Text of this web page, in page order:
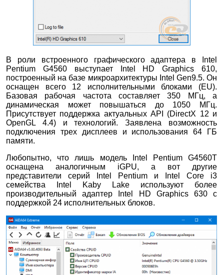
В роли встроенного графического адаптера в Intel
Pentium G4560 выступает Intel HD Graphics 610,
построенный на базе микроархитектуры Intel Gen9.5. Он
оснащен всего 12 исполнительными блоками (EU).
Базовая рабочая частота составляет 350 МГц, а
динамическая может повышаться до 1050 МГц.
Присутствует поддержка актуальных API (DirectX 12 и
OpenGL 4.4) и технологий. Заявлена возможность
подключения трех дисплеев и использования 64 ГБ
памяти.
Любопытно, что лишь модель Intel Pentium G4560T
оснащена аналогичным iGPU, а вот другие
представители серий Intel Pentium и Intel Core i3
семейства Intel Kaby Lake используют более
производительный адаптер Intel HD Graphics 630 с
поддержкой 24 исполнительных блоков.